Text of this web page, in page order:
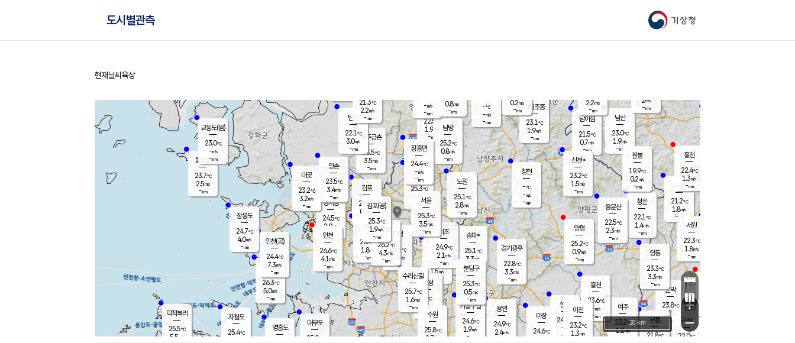
기상청
도시별관측
홈
현재날씨 육상
문막
23.8℃
2.8
mm
남이섬
21.5℃
0.7m/s
-mm
무의도
26.3℃
5.0m/s
-mm
영흥도
볼음도
23.7℃
2.5m/s
-mm
자월도
25.4℃
양주
22.5℃
1.9
-mm
부론
21.8℃
과천
24.6℃
1.5m/s
- mm
남산
23.0℃
1.9m/s
-mm
장봉도
24.7℃
4.0m/s
-mm
청운
22.1℃
1.4m/s
-mm
팔봉
19.9℃
0.2m/s
-mm
용인
24.9℃
2.4m/s
여주
23.2℃
1.2m/s
양동
23.3℃
3.3m/s
-mm
경기광주
22.8℃
3.3m/s
-mm
2.2m/s
-mm
대부도
25.0
경서동
24.5℃
2.9m/s
-mm
파주금촌
23.5℃
3.5m/s
-mm
가평조종
23.1℃
1.9m/s
-mm
-℃
-m/s
-mm
대곶
23.2℃
3.2m/s
-mm
신천*
23.2℃
1.5m/s
-mm
창현
-℃
-m/s
-mm
탄현
22.1℃
3.0m/s
-mm
0.2m/s
-mm
흥천
23.6℃
-m/s
-mm
마장
24.6℃
의왕
- ℃
m/s
mm
김포
25.1℃
0.3 m/s
mm
설봉
24.3
-m/s
- mm
광명
26.3 ℃
2.3 m/s
-mm
부천
26.4℃
1.8m/s
-mm
양촌
23.5℃
3.4m/s
-mm
구로
26.2℃
4.3m/s
-mm
은평
25.3℃
3.3 m/s
- mm
노원
25.1℃
2.8m/s
-mm
송파*
25.1℃
3.3m/s
-mm
서초
24.9℃
2.1 m/s
-mm
남방
25.2℃
0.8m/s
-mm
기흥구갈
24.6℃
1.9m/s
-
수리산길
25.7℃
1.6m/s
-mm
분당구
25.3℃
0.5m/s
-mm
장흥면
24.4℃
-m/s
-mm
-m/s
-mm
시동
21.2℃
1.8m/s
- mm
귀래
22.0℃
서원
22.3℃
1.8m/s
-mm
용문산
22.5℃
2.3m/s
-mm
덕적북리
25.5℃
5.5 m/s
인천(공)
24.4℃
7.3m/s
-mm
김포(공)
25.3℃
1.9m/s
-mm
교동도(음)
23.0℃
-m/s
-mm
홍천
22.4℃
1.3m/s
-mm
이천
23.2℃
1.3m/s
양평
25.2℃
0.9m/s
-mm
수원
25.8℃
2.7 m/s
인천
26.6℃
4.1 m/s
-mm
서울
25.3℃
3.5m/s
-mm
2m/s
-mm
21.3℃
2.2m/s
-mm
0.8m/s
-mm
+
−
20 km